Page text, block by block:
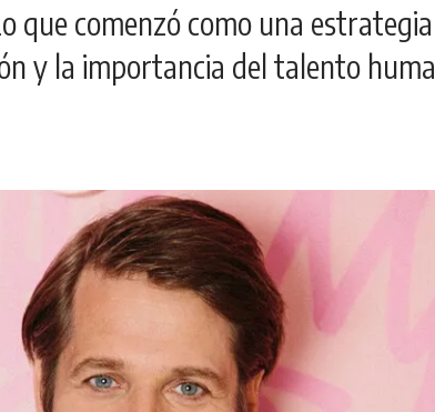
que comenzó como una
y la importancia del talento